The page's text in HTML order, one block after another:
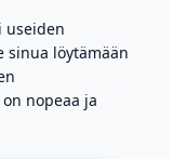
useiden
sinua löytämään
nopeaa ja